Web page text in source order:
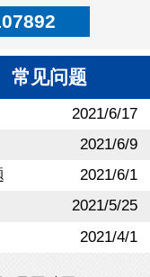
地丙烯酸篮球场
常见问题
2021/6/17
2021/6/9
2021/6/1
2021/5/25
2021/4/1